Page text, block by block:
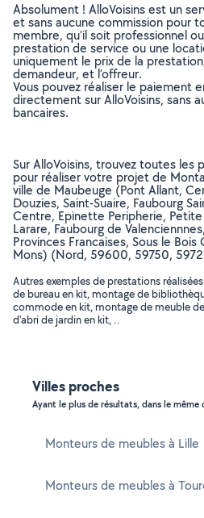
Absolument ! AlloVoisins est un
et sans aucune commission pour
membre, qu’il soit professionnel
prestation de service ou une
uniquement le prix de la
demandeur, et l’offreur.
Vous pouvez réaliser le paiement
directement sur AlloVoisins, sans
bancaires.
Sur AlloVoisins, trouvez toutes les
pour réaliser votre projet de
ville de Maubeuge (Pont Allant,
Douzies, Saint-Suaire, Faubourg
Centre, Epinette Peripherie, Petite
Larare, Faubourg de
Provinces Francaises, Sous le
Mons) (Nord, 59600, 59750,
Autres exemples de prestations
de bureau en kit, montage de
commode en kit, montage de meuble
d'abri de jardin en kit, ..
Villes proches
Ayant le plus de résultats, dans le
Monteurs de meubles à Lille
Monteurs de meubles à